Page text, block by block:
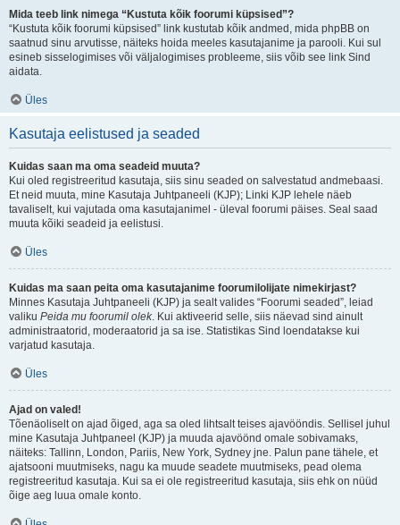
Mida teeb link nimega “Kustuta kõik foorumi küpsised”?
“Kustuta kõik foorumi küpsised” link kustutab kõik andmed, mida phpBB on
saatnud sinu arvutisse, näiteks hoida meeles kasutajanime ja parooli. Kui sul
esineb sisselogimises või väljalogimises probleeme, siis võib see link Sind
aidata.
Üles
Kasutaja eelistused ja seaded
Kuidas saan ma oma seadeid muuta?
Kui oled registreeritud kasutaja, siis sinu seaded on salvestatud andmebaasi.
Et neid muuta, mine Kasutaja Juhtpaneeli (KJP); Linki KJP lehele näeb
tavaliselt, kui vajutada oma kasutajanimel - üleval foorumi päises. Seal saad
muuta kõiki seadeid ja eelistusi.
Üles
Kuidas ma saan peita oma kasutajanime foorumilolijate nimekirjast?
Minnes Kasutaja Juhtpaneeli (KJP) ja sealt valides “Foorumi seaded”, leiad
valiku Peida mu foorumil olek. Kui aktiveerid selle, siis näevad sind ainult
administraatorid, moderaatorid ja sa ise. Statistikas Sind loendatakse kui
varjatud kasutaja.
Üles
Ajad on valed!
Tõenäoliselt on ajad õiged, aga sa oled lihtsalt teises ajavööndis. Sellisel juhul
mine Kasutaja Juhtpaneel (KJP) ja muuda ajavöönd omale sobivamaks,
näiteks: Tallinn, London, Pariis, New York, Sydney jne. Palun pane tähele, et
ajatsooni muutmiseks, nagu ka muude seadete muutmiseks, pead olema
registreeritud kasutaja. Kui sa ei ole registreeritud kasutaja, siis ehk on nüüd
õige aeg luua omale konto.